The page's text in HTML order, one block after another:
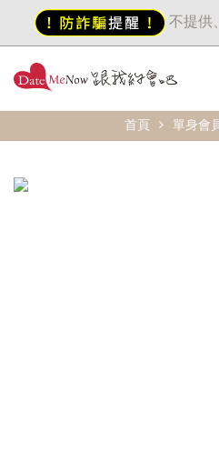
不提供
首頁 單身會